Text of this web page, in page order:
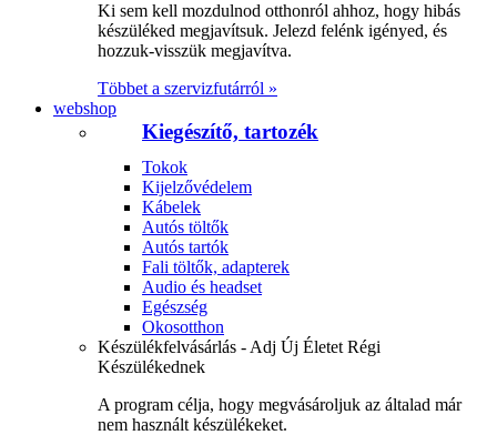
Ki sem kell mozdulnod otthonról ahhoz, hogy hibás
készüléked megjavítsuk. Jelezd felénk igényed, és
hozzuk-visszük megjavítva.
Többet a szervizfutárról »
webshop
Kiegészítő, tartozék
Tokok
Kijelzővédelem
Kábelek
Autós töltők
Autós tartók
Fali töltők, adapterek
Audio és headset
Egészség
Okosotthon
Készülékfelvásárlás - Adj Új Életet Régi
Készülékednek
A program célja, hogy megvásároljuk az általad már
nem használt készülékeket.